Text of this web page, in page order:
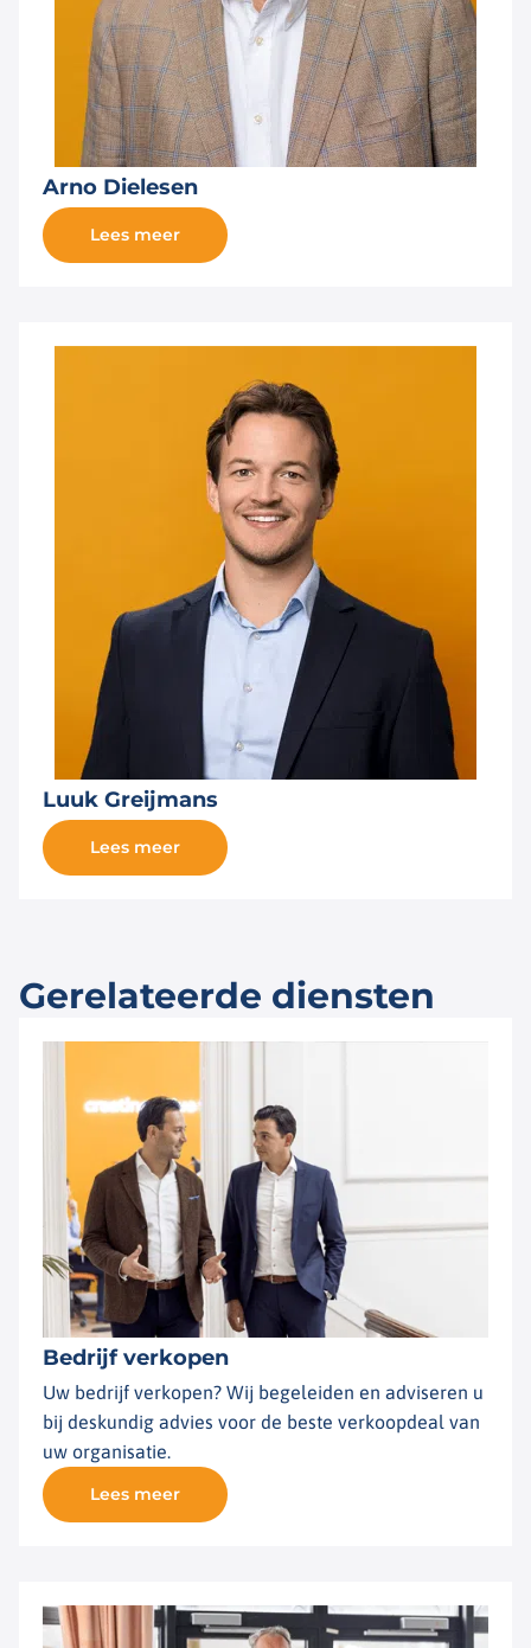
Arno Dielesen
Lees meer
Luuk Greijmans
Lees meer
Gerelateerde diensten
Bedrijf verkopen
Uw bedrijf verkopen? Wij begeleiden en adviseren u
bij deskundig advies voor de beste verkoopdeal van
uw organisatie.
Lees meer